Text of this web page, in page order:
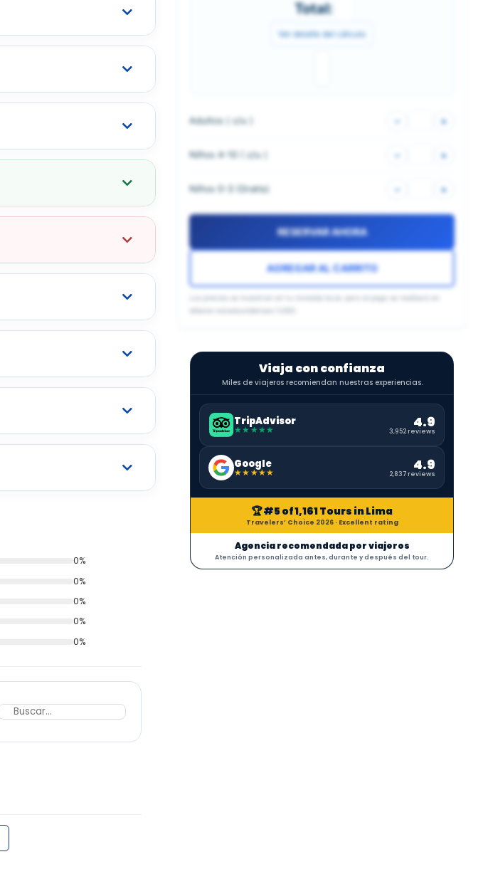
0%
0%
0%
0%
0%
Total:
Ver detalle del cálculo
Adultos ( c/u – +
Niños 4-10 ( c/u – +
Niños 0-3 (Gratis) – +
RESERVAR AHORA
AGREGAR AL CARRITO
Los precios se muestran en tu moneda local, pero el pago se realizará en
Viaja con confianza
Miles de viajeros recomiendan nuestras experiencias.
TripAdvisor
★★★★★ 4.9
3,952 reviews
Google
★★★★★ 4.9
2,837 reviews
🏆 #5 of 1,161 Tours in Lima
Travelers’ Choice 2026 · Excellent rating
Agencia recomendada por viajeros
Atención personalizada antes, durante y después del tour.